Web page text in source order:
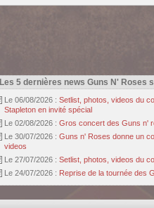
Les 5 dernières news Guns N' Roses
Le 06/08/2026 : Setlist, photos, videos du
Stapleton en invité spécial
Le 02/08/2026 : Gros concert des Guns n'
Le 30/07/2026 : Guns n' Roses donne un
videos
Le 27/07/2026 : Setlist, photos, videos du
Le 24/07/2026 : Reprise de la tournée des